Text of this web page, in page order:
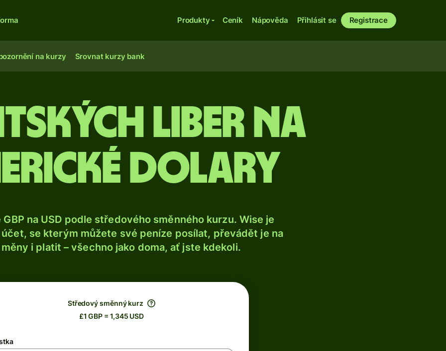
Produkty Ceník Nápověda Přihlásit se Registrace
na kurzy Srovnat kurzy bank
liber na
dolary
na USD podle středového směnného kurzu. Wise je
se kterým můžete své peníze posílat, převádět je na
i platit – všechno jako doma, ať jste kdekoli.
Středový směnný kurz
£1 GBP = 1,345 USD